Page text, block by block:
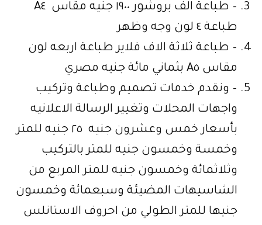
– طباعة الف بروشور ١٩٠٠ جنيه مقاس A٤
طباعة ٤ لون وجه وظهر
– طباعة ثلاثة الاف فلاير طباعة اربعه لون
مقاس A٥ بثماني مائة جنيه مصري
– ونقدم خدمات تصميم وطباعة وتركيب
واجهات المحلات وتغيير الرسالة الاعلانيه
بأسعار خمس وعشرون جنيه ٢٥ جنيه للمتر
وخمسة وخمسون جنيه للمتر بالتركيب
وثلاثمائة وخمسون جنيه للمتر المربع من
الشاسيهات المضيئة وسبعمائة وخمسون
جنيها للمتر الطولي من احروف الاستانلس